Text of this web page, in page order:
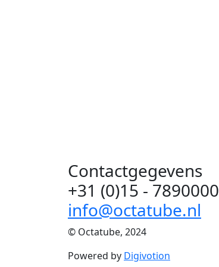
Contactgegevens
+31 (0)15 - 7890000
info@octatube.nl
© Octatube, 2024
Powered by Digivotion